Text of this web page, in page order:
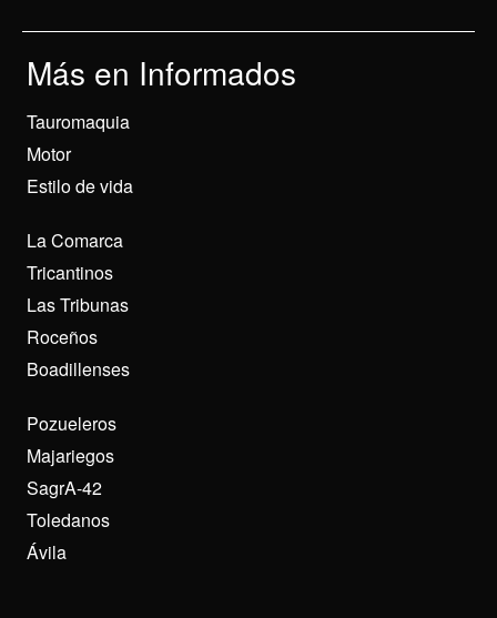
Más en Informados
Tauromaquia
Motor
Estilo de vida
La Comarca
Tricantinos
Las Tribunas
Roceños
Boadillenses
Pozueleros
Majariegos
SagrA-42
Toledanos
Ávila